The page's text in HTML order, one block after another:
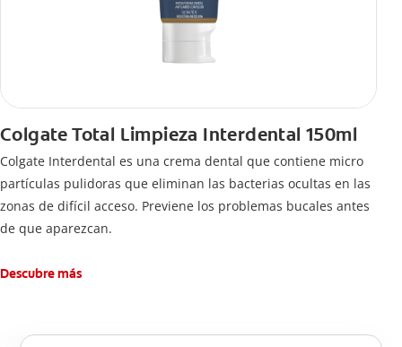
Colgate Total Limpieza Interdental 150ml
Colgate Interdental es una crema dental que contiene micro
partículas pulidoras que eliminan las bacterias ocultas en las
zonas de difícil acceso. Previene los problemas bucales antes
de que aparezcan.
Descubre más